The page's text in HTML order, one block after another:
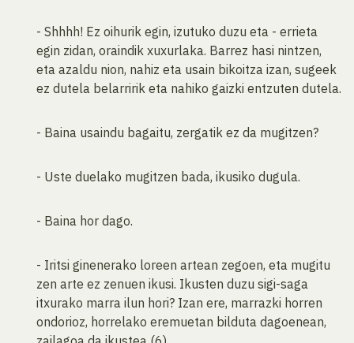
- Shhhh! Ez oihurik egin, izutuko duzu eta - errieta
egin zidan, oraindik xuxurlaka. Barrez hasi nintzen,
eta azaldu nion, nahiz eta usain bikoitza izan, sugeek
ez dutela belarririk eta nahiko gaizki entzuten dutela.
- Baina usaindu bagaitu, zergatik ez da mugitzen?
- Uste duelako mugitzen bada, ikusiko dugula.
- Baina hor dago.
- Iritsi ginenerako loreen artean zegoen, eta mugitu
zen arte ez zenuen ikusi. Ikusten duzu sigi-saga
itxurako marra ilun hori? Izan ere, marrazki horren
ondorioz, horrelako eremuetan bilduta dagoenean,